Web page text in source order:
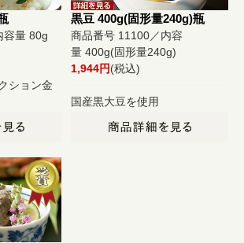
容量 80g
ション金
黒豆 400g(固形量240g)瓶
商品番号 11100／内容
量 400g(固形量240g)
1,944円(税込)
国産黒大豆を使用